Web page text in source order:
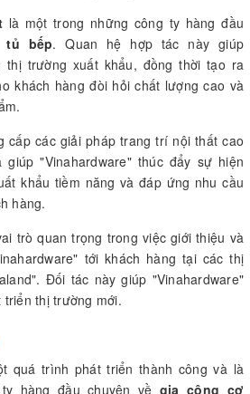
là một trong những công ty hàng đầu
tủ bếp. Quan hệ hợp tác này giúp
thị trường xuất khẩu, đồng thời tạo ra
khách hàng đòi hỏi chất lượng cao và
cấp các giải pháp trang trí nội thất cao
"Vinahardware" thúc đẩy sự hiện
khẩu tiềm năng và đáp ứng nhu cầu
hàng.
trò quan trọng trong việc giới thiệu và
tới khách hàng tại các thị
Đối tác này giúp "Vinahardware"
thị trường mới.
quá trình phát triển thành công và là
hàng đầu chuyên về gia công cơ